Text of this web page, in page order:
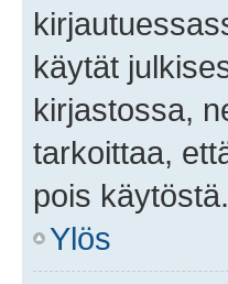
käytät
kirjastossa,
tarkoittaa,
pois käytöstä.
Ylös